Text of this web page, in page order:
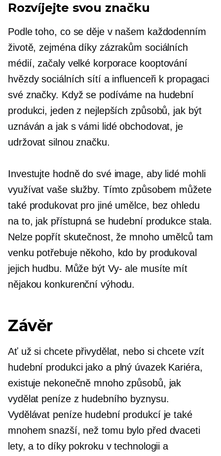
Rozvíjejte svou značku
Podle toho, co se děje v našem každodenním
životě, zejména díky zázrakům sociálních
médií, začaly velké korporace kooptování
hvězdy sociálních sítí a influenceři k propagaci
své značky. Když se podíváme na hudební
produkci, jeden z nejlepších způsobů, jak být
uznáván a jak s vámi lidé obchodovat, je
udržovat silnou značku.
Investujte hodně do své image, aby lidé mohli
využívat vaše služby. Tímto způsobem můžete
také produkovat pro jiné umělce, bez ohledu
na to, jak přístupná se hudební produkce stala.
Nelze popřít skutečnost, že mnoho umělců tam
venku potřebuje někoho, kdo by produkoval
jejich hudbu. Může být Vy- ale musíte mít
nějakou konkurenční výhodu.
Závěr
Ať už si chcete přivydělat, nebo si chcete vzít
hudební produkci jako a plný úvazekKariéra,
existuje nekonečně mnoho způsobů, jak
vydělat peníze z hudebního byznysu.
Vydělávat peníze hudební produkcí je také
mnohem snazší, než tomu bylo před dvaceti
lety, a to díky pokroku v technologii a